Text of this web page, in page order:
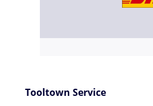
Tooltown Service